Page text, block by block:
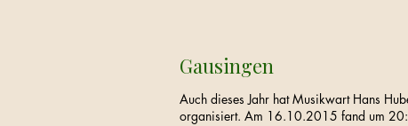
Gausingen
Auch dieses Jahr hat Musikwart Hans
organisiert. Am 16.10.2015 fand um